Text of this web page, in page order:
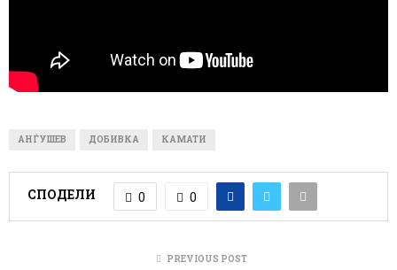
АНЃУШЕВ ДОБИВКА КАМАТИ
СПОДЕЛИ 0 0
PREVIOUS POST